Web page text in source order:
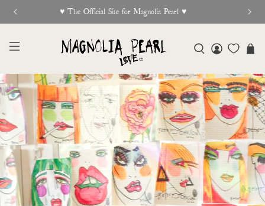
New Release Out Now